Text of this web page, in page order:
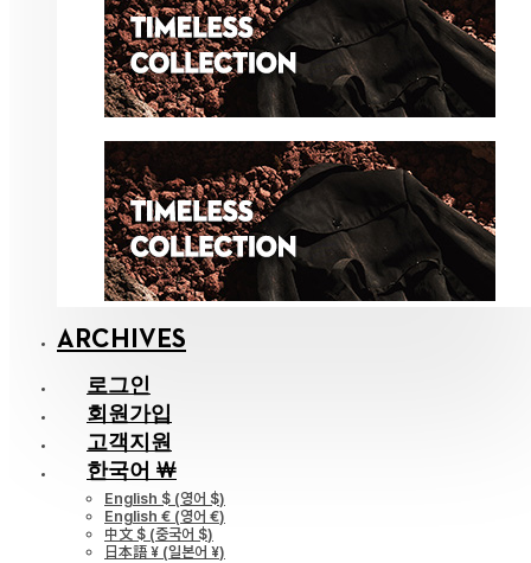
ARCHIVES
로그인
회원가입
고객지원
한국어 ￦
English $ (영어 $)
English € (영어 €)
中文 $ (중국어 $)
日本語 ¥ (일본어 ¥)